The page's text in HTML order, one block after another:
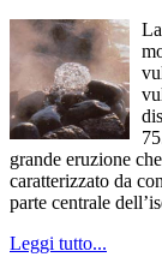
grande eruzione
caratterizzato da
parte centrale
Leggi tutto...